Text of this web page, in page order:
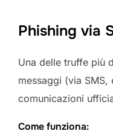
Phishing via
Una delle truffe più
messaggi (via
comunicazioni
Come funziona: